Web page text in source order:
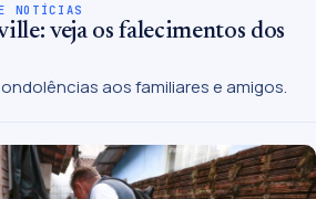
NOTÍCIAS
veja os falecimentos dos
aos familiares e amigos.